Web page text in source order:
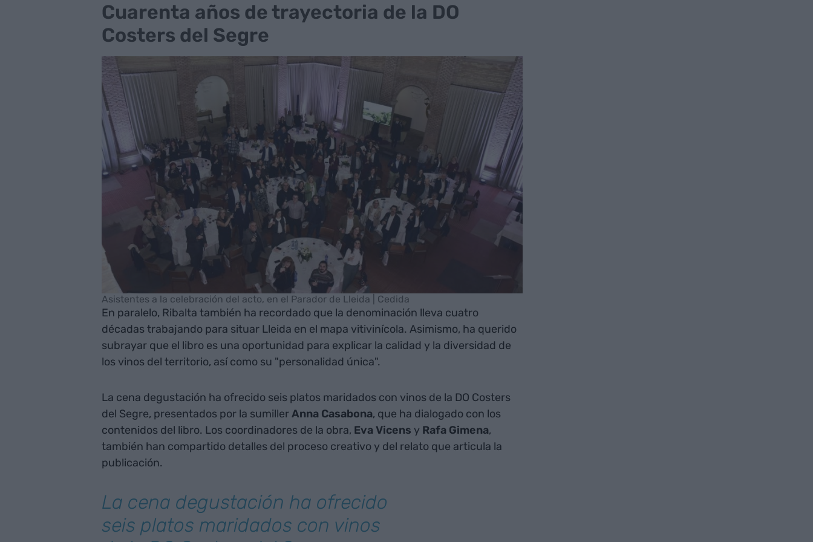
Cuarenta años de trayectoria de la DO
Costers del Segre
Asistentes a la celebración del acto, en el Parador de Lleida | Cedida
En paralelo, Ribalta también ha recordado que la denominación lleva cuatro
décadas trabajando para situar Lleida en el mapa vitivinícola. Asimismo, ha querido
subrayar que el libro es una oportunidad para explicar la calidad y la diversidad de
los vinos del territorio, así como su "personalidad única".
La cena degustación ha ofrecido seis platos maridados con vinos de la DO Costers
del Segre, presentados por la sumillerAnna Casabona, que ha dialogado con los
contenidos del libro. Los coordinadores de la obra, Eva Vicens y Rafa Gimena,
también han compartido detalles del proceso creativo y del relato que articula la
publicación.
La cena degustación ha ofrecido
seis platos maridados con vinos